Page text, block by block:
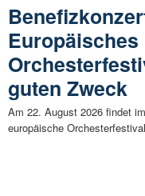
Europäisches
guten Zweck
Am 22. August 2026 findet
europäische